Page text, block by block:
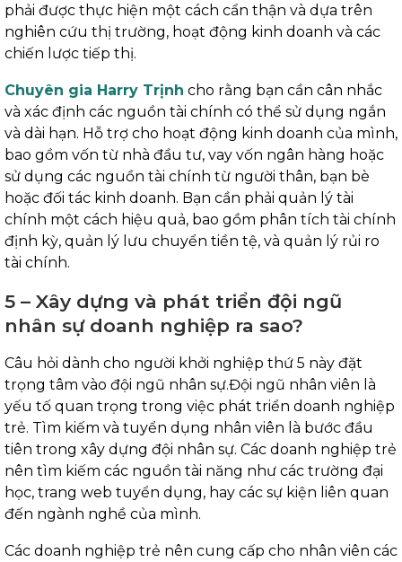
phải được thực hiện một cách cẩn thận và dựa trên
nghiên cứu thị trường, hoạt động kinh doanh và các
chiến lược tiếp thị.
Chuyên gia Harry Trịnh cho rằng bạn cần cân nhắc
và xác định các nguồn tài chính có thể sử dụng ngắn
và dài hạn. Hỗ trợ cho hoạt động kinh doanh của mình,
bao gồm vốn từ nhà đầu tư, vay vốn ngân hàng hoặc
sử dụng các nguồn tài chính từ người thân, bạn bè
hoặc đối tác kinh doanh. Bạn cần phải quản lý tài
chính một cách hiệu quả, bao gồm phân tích tài chính
định kỳ, quản lý lưu chuyển tiền tệ, và quản lý rủi ro
tài chính.
5 – Xây dựng và phát triển đội ngũ
nhân sự doanh nghiệp ra sao?
Câu hỏi dành cho người khởi nghiệp thứ 5 này đặt
trọng tâm vào đội ngũ nhân sự.Đội ngũ nhân viên là
yếu tố quan trọng trong việc phát triển doanh nghiệp
trẻ. Tìm kiếm và tuyển dụng nhân viên là bước đầu
tiên trong xây dựng đội nhân sự. Các doanh nghiệp trẻ
nên tìm kiếm các nguồn tài năng như các trường đại
học, trang web tuyển dụng, hay các sự kiện liên quan
đến ngành nghề của mình.
Các doanh nghiệp trẻ nên cung cấp cho nhân viên các